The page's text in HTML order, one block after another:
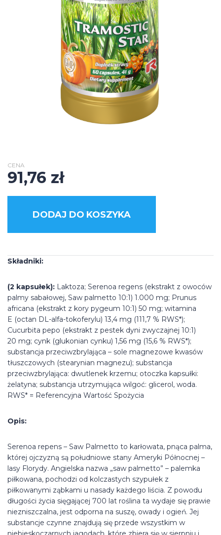
CENA
91,76 zł
DODAJ DO KOSZYKA
Składniki:
(2 kapsułek): Laktoza; Serenoa regens (ekstrakt z owoców
palmy sabałowej, Saw palmetto 10:1) 1.000 mg; Prunus
africana (ekstrakt z kory pygeum 10:1) 50 mg; witamina
E (octan DL-alfa-tokoferylu) 13,4 mg (111,7 % RWS*);
Cucurbita pepo (ekstrakt z pestek dyni zwyczajnej 10:1)
20 mg; cynk (glukonian cynku) 1,56 mg (15,6 % RWS*);
substancja przeciwzbrylająca – sole magnezowe kwasów
tłuszczowych (stearynian magnezu); substancja
przeciwzbrylająca: dwutlenek krzemu; otoczka kapsułki:
żelatyna; substancja utrzymująca wilgoć: glicerol, woda.
RWS* = Referencyjna Wartość Spożycia
Opis:
Serenoa repens – Saw Palmetto to karłowata, pnąca palma,
której ojczyzną są południowe stany Ameryki Północnej –
lasy Florydy. Angielska nazwa „saw palmetto” – palemka
piłkowana, pochodzi od kolczastych szypułek z
piłkowanymi ząbkami u nasady każdego liścia. Z powodu
długości życia sięgającej 700 lat roślina ta wydaje się prawie
niezniszczalna, jest odporna na suszę, owady i ogień. Jej
substancje czynne znajdują się przede wszystkim w